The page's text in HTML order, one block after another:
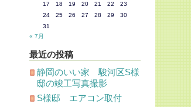
17
18 19 20 21 22
23
24
25 26 27 28 29
30
31
« 7月
最近の投稿
静岡のいい家 駿河区S様
邸の竣工写真撮影
S様邸 エアコン取付